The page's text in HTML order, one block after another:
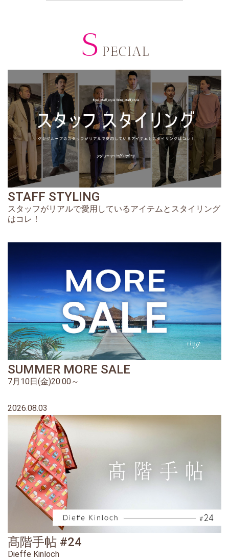
S PECIAL
STAFF STYLING
スタッフがリアルで愛用しているアイテムとスタイリング
はコレ！
SUMMER MORE SALE
7月10日(金)20:00～
2026.08.03
髙階手帖 #24
Dieffe Kinloch